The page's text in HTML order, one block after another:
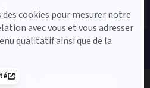
cookies pour mesurer notre
avec vous et vous adresser
qualitatif ainsi que de la